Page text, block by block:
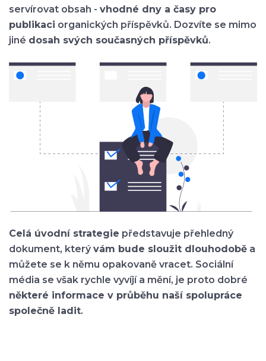
servírovat obsah - vhodné dny a časy pro
publikaci organických příspěvků. Dozvíte se mimo
jiné dosah svých současných příspěvků.
Celá úvodní strategie představuje přehledný
dokument, který vám bude sloužit dlouhodobě a
můžete se k němu opakovaně vracet. Sociální
média se však rychle vyvíjí a mění, je proto dobré
některé informace v průběhu naší spolupráce
společně ladit.